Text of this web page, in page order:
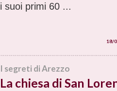
i suoi primi 60 ...
18/
I segreti di Arezzo
La chiesa di San